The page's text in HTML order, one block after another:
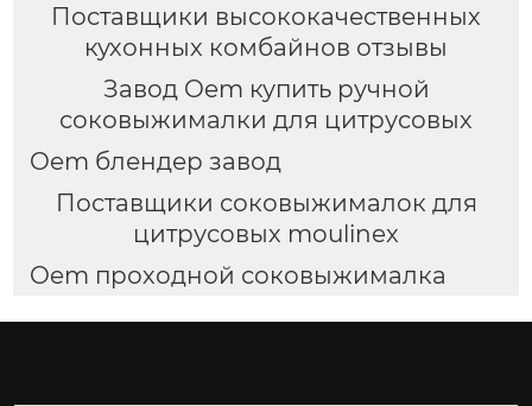
Поставщики высококачественных
кухонных комбайнов отзывы
Завод Oem купить ручной
соковыжималки для цитрусовых
Oem блендер завод
Поставщики соковыжималок для
цитрусовых moulinex
Oem проходной соковыжималка